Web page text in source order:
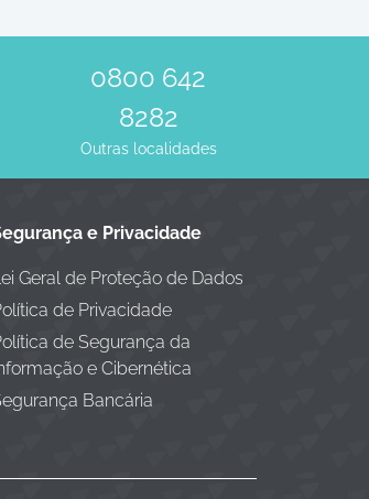
0800 642
8282
Outras localidades
e Privacidade
Geral de Proteção de Dados
de Privacidade
de Segurança da
e Cibernética
Bancária